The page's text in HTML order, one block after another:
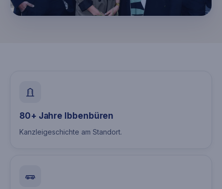
80+ Jahre Ibbenbüren
Kanzleigeschichte am Standort.